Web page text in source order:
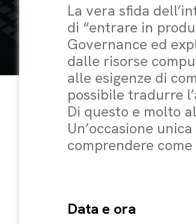
La vera sfida
di “entrare in
Governance ed
dalle risorse
alle esigenze di
possibile tradurre
Di questo e molto
Un’occasione
comprendere
Data e ora